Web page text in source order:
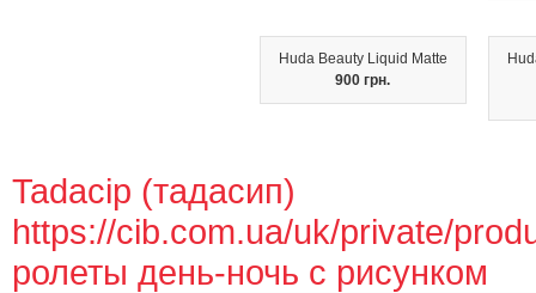
Huda Beauty Liquid Matte
900 грн.
Tadacip (тадасип)
https://cib.com.ua/uk/private/
ролеты день-ночь с рисунком